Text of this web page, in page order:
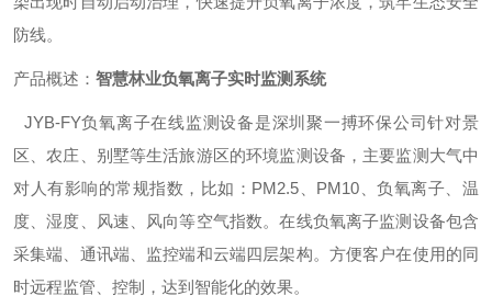
防线。
产品概述： 智慧林业负氧离子实时监测系统
JYB-FY负氧离子在线监测设备是深圳聚一搏环保公司针对景
区、农庄、别墅等生活旅游区的环境监测设备，主要监测大气中
对人有影响的常规指数，比如：PM2.5、PM10、负氧离子、温
度、湿度、风速、风向等空气指数。在线负氧离子监测设备包含
采集端、通讯端、监控端和云端四层架构。方便客户在使用的同
时远程监管、控制，达到智能化的效果。